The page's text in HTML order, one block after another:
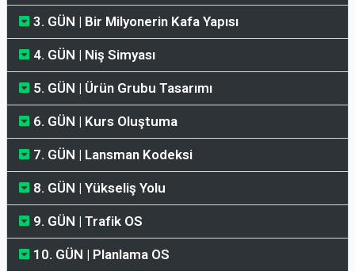
3. GÜN | Bir Milyonerin Kafa Yapısı
4. GÜN | Niş Simyası
5. GÜN | Ürün Grubu Tasarımı
6. GÜN | Kurs Oluştuma
7. GÜN | Lansman Kodeksi
8. GÜN | Yükseliş Yolu
9. GÜN | Trafik OS
10. GÜN | Planlama OS